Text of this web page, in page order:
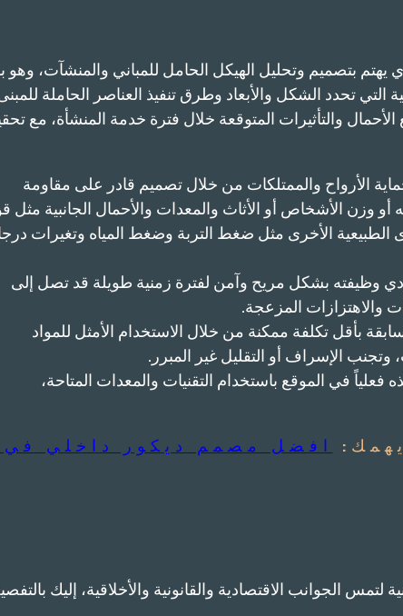
بتصميم وتحليل الهيكل الحامل للمباني والمنشآت، وهو
التي تحدد الشكل والأبعاد وطرق تنفيذ العناصر الحاملة
والتأثيرات المتوقعة خلال فترة خدمة المنشأة، مع
الأرواح والممتلكات من خلال تصميم قادر على مقاومة
وزن الأشخاص أو الأثاث والمعدات والأحمال الجانبية مثل
الطبيعية الأخرى مثل ضغط التربة وضغط المياه وتغيرات
وظيفته بشكل مريح وآمن لفترة زمنية طويلة قد تصل إلى
بأقل تكلفة ممكنة من خلال الاستخدام الأمثل للمواد
وتجنب الإسراف أو التقليل غير المبرر.
في الموقع باستخدام التقنيات والمعدات المتاحة،
افضل مصمم ديكور داخلي في
لتمس الجوانب الاقتصادية والقانونية والأخلاقية، إليك